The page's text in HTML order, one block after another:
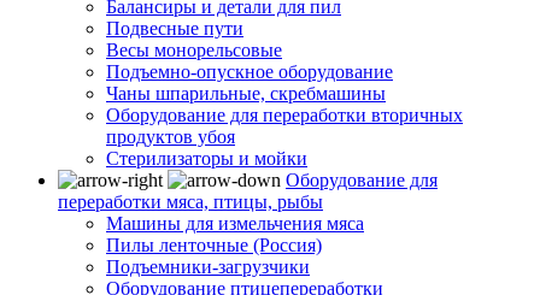
Балансиры и детали для пил
Подвесные пути
Весы монорельсовые
Подъемно-опускное оборудование
Чаны шпарильные, скребмашины
Оборудование для переработки вторичных
продуктов убоя
Стерилизаторы и мойки
Оборудование для
переработки мяса, птицы, рыбы
Машины для измельчения мяса
Пилы ленточные (Россия)
Подъемники-загрузчики
Оборудование птицепереработки